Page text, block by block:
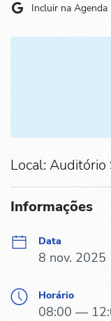
Incluir na Agenda
Local: Auditório
Informações
Data
8 nov. 2025
Horário
08:00 —